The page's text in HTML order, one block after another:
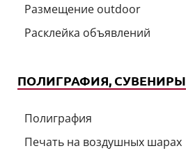
Размещение outdoor
Расклейка объявлений
ПОЛИГРАФИЯ, СУВЕНИРЫ
Полиграфия
Печать на воздушных шарах